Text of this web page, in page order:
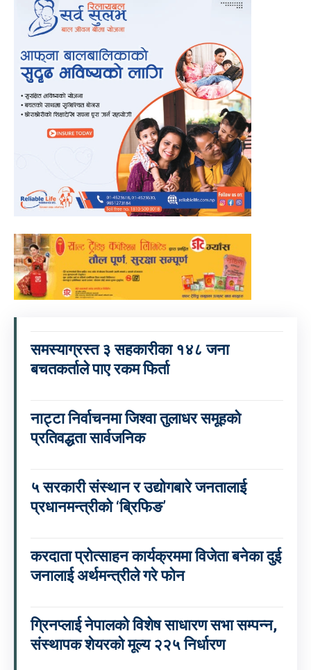
समस्याग्रस्त ३ सहकारीका १४८ जना
बचतकर्ताले पाए रकम फिर्ता
नाट्टा निर्वाचनमा जिश्वा तुलाधर समूहको
प्रतिवद्धता सार्वजनिक
५ सरकारी संस्थान र उद्योगबारे जनतालाई
प्रधानमन्त्रीको ‘ब्रिफिङ’
करदाता प्रोत्साहन कार्यक्रममा विजेता बनेका दुई
जनालाई अर्थमन्त्रीले गरे फोन
ग्रिनप्लाई नेपालको विशेष साधारण सभा सम्पन्न,
संस्थापक शेयरको मूल्य २२५ निर्धारण